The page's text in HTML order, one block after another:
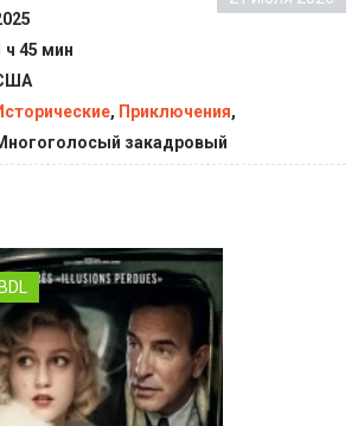
ч 45 мин
, Приключения,
закадровый